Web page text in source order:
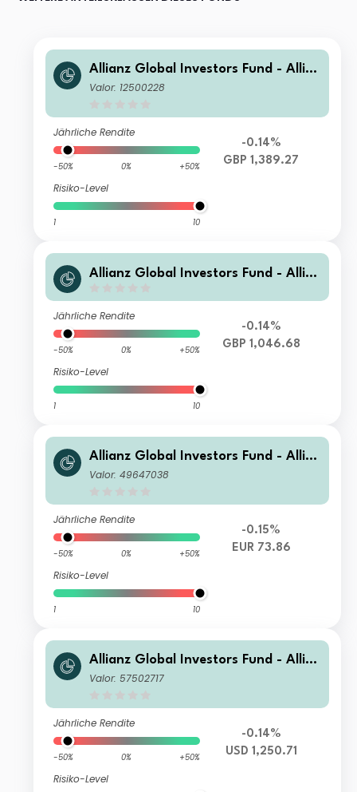
Allianz Global Investors Fund - Allia
nz Emerging Markets Select Bond W
Valor: 12500228
Jährliche Rendite
-50% 0% +50%
Risiko-Level
1 10
-0.14%
GBP 1,389.27
Allianz Global Investors Fund - Allia
Q (H2-GBP)
Jährliche Rendite
-50% 0% +50%
Risiko-Level
1 10
-0.14%
GBP 1,046.68
Allianz Global Investors Fund - Allia
nz Emerging Markets Select Bond A
Valor: 49647038
Jährliche Rendite
-50% 0% +50%
Risiko-Level
1 10
-0.15%
EUR 73.86
Allianz Global Investors Fund - Allia
nz Emerging Markets Select Bond IT
Valor: 57502717
Jährliche Rendite
-50% 0% +50%
Risiko-Level
-0.14%
USD 1,250.71